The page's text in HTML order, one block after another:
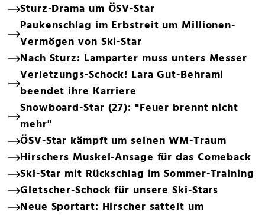
Sturz-Drama um ÖSV-Star
Paukenschlag im Erbstreit um Millionen-
Vermögen von Ski-Star
Nach Sturz: Lamparter muss unters Messer
Verletzungs-Schock! Lara Gut-Behrami
beendet ihre Karriere
Snowboard-Star (27): "Feuer brennt nicht
mehr"
ÖSV-Star kämpft um seinen WM-Traum
Hirschers Muskel-Ansage für das Comeback
Ski-Star mit Rückschlag im Sommer-Training
Gletscher-Schock für unsere Ski-Stars
Neue Sportart: Hirscher sattelt um